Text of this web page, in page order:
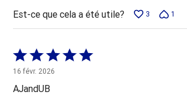
Est-ce que cela a été utile? 3 1
Coté
5 sur
5
16 févr. 2026
AJandUB